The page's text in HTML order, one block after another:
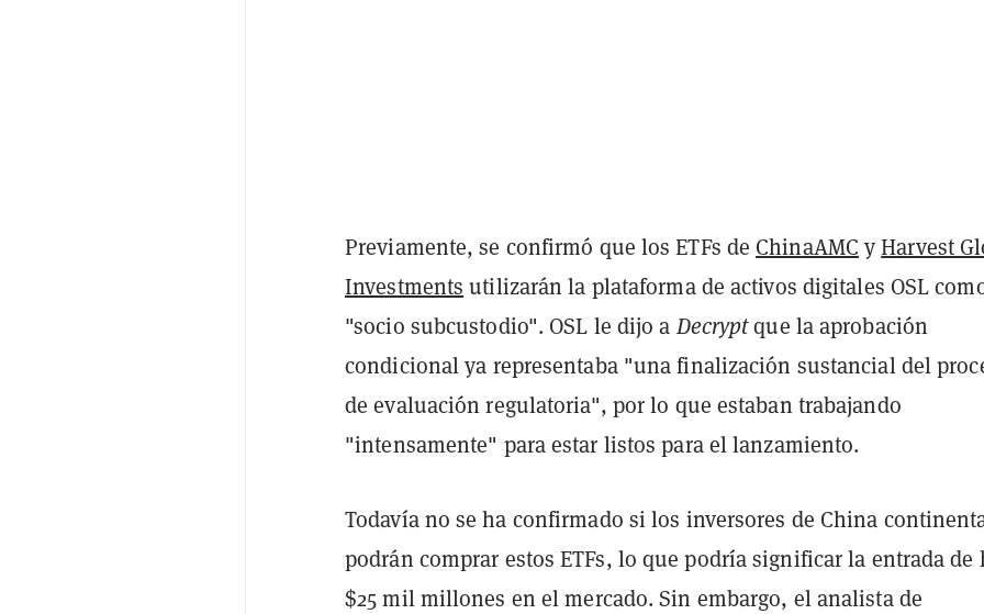
Previamente, se confirmó que los ETFs de ChinaAMC yHarvest
Investments utilizarán la plataforma de activos digitales OSL
"socio subcustodio". OSL le dijo aDecryptque la aprobación
condicional ya representaba "una finalización sustancial del
de evaluación regulatoria", por lo que estaban trabajando
"intensamente" para estar listos para el lanzamiento.
Todavía no se ha confirmado si los inversores de China
podrán comprar estos ETFs, lo que podría significar la entrada de
$25 mil millones en el mercado. Sin embargo, el analista de